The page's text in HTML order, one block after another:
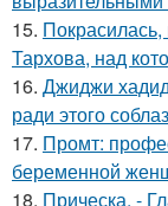
15. Покрасилась,
Тархова, над
16. Джиджи
ради этого
17. Промт:
беременной
18. Прическа, -